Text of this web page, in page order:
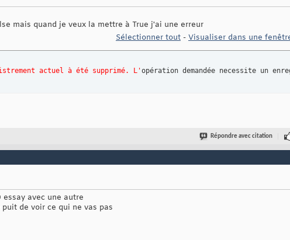
mais quand je veux la mettre à True j'ai une erreur
Sélectionner tout - Visualiser dans une
actuel à été supprimé. L'opération demandée necessite un
Répondre avec citation
avec une autre
de voir ce qui ne vas pas